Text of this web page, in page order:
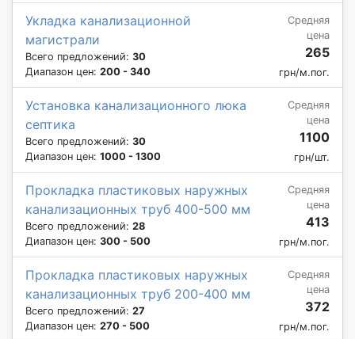
Укладка канализационной
магистрали
Всего предложений: 30
Диапазон цен: 200 - 340
Средняя
цена
265
грн/м.пог.
Установка канализационного люка
септика
Всего предложений: 30
Диапазон цен: 1000 - 1300
Средняя
цена
1100
грн/шт.
Прокладка пластиковых наружных
канализационных труб 400-500 мм
Всего предложений: 28
Диапазон цен: 300 - 500
Средняя
цена
413
грн/м.пог.
Прокладка пластиковых наружных
канализационных труб 200-400 мм
Всего предложений: 27
Диапазон цен: 270 - 500
Средняя
цена
372
грн/м.пог.